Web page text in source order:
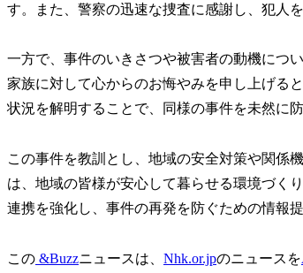
す。また、警察の迅速な捜査に感謝し、犯人
一方で、事件のいきさつや被害者の動機につ
家族に対して心からのお悔やみを申し上げる
状況を解明することで、同様の事件を未然に
この事件を教訓とし、地域の安全対策や関係
は、地域の皆様が安心して暮らせる環境づく
連携を強化し、事件の再発を防ぐための情報
この &Buzzニュースは、 Nhk.or.jpのニュースを